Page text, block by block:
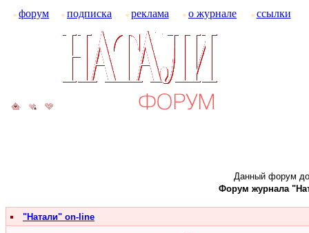
форум подписка реклама о журнале ссылки
Данный форум
Форум журнала
"Натали" on-line